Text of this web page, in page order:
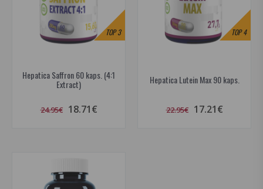
TOP3
Hepatica Saffron 60 kaps. (4:1
Extract)
24.95€ 18.71€
TOP4
Hepatica Lutein Max 90 kaps.
22.95€ 17.21€